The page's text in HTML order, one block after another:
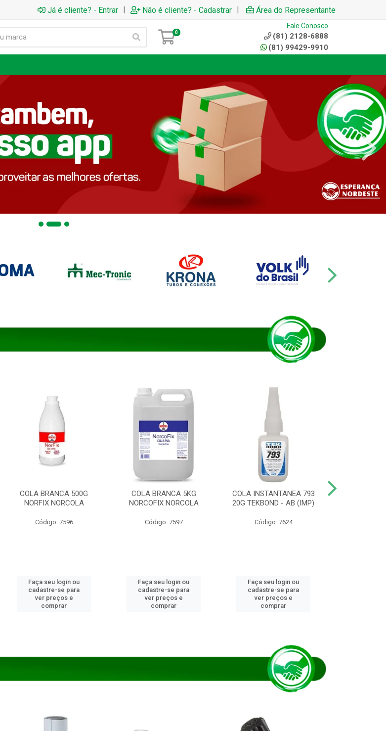
Já é cliente? - Entrar | Não é cliente? - Cadastrar | Área do Representante
0
Fale Conosco
(81) 2128-6888
(81) 99429-9910
COLA BRANCA 500G
NORFIX NORCOLA
Código: 7596
Faça seu login ou
cadastre-se para
ver preços e
comprar
COLA BRANCA 5KG
NORCOFIX NORCOLA
Código: 7597
Faça seu login ou
cadastre-se para
ver preços e
comprar
COLA INSTANTANEA 793
20G TEKBOND - AB (IMP)
Código: 7624
Faça seu login ou
cadastre-se para
ver preços e
comprar